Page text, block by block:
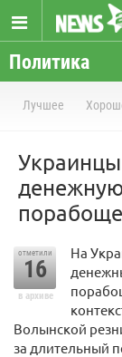
Политика
Лучшее
отметили
16
в архиве
На
Волынской
за длительный